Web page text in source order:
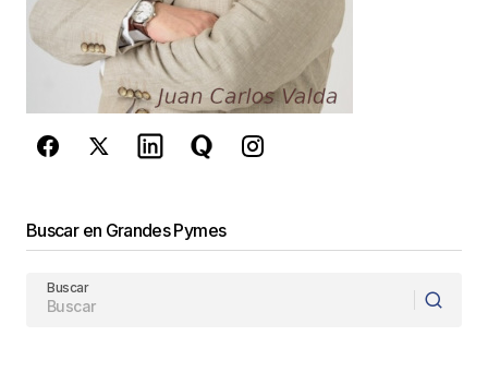
Este sitio esta protegido por
reCAPTCHA y laPolítica de
privacidad y los Términos del servicio
Buscar en Grandes Pymes
Buscar